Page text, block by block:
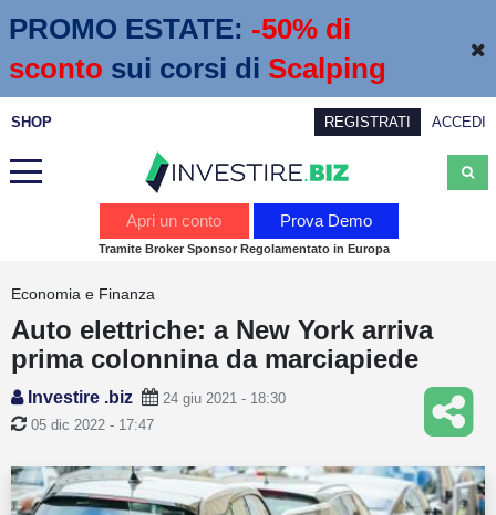
PROMO ESTATE: -50% di
sconto sui corsi di Scalping
SHOP REGISTRATI ACCEDI
Webinar
Servizi
Education
Apri un conto Prova Demo
Tramite Broker Sponsor Regolamentato in Europa
Economia e Finanza
Auto elettriche: a New York arriva
prima colonnina da marciapiede
Investire .biz
24 giu 2021 - 18:30
05 dic 2022 - 17:47